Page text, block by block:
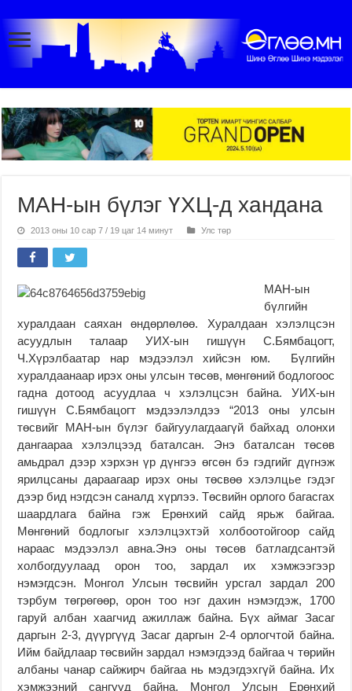
МАН-ын бүлэг ҮХЦ-д хандана
2013 оны 10 сар 7 / 19 цаг 14 минут Улс төр
МАН-ын
бүлгийн
хуралдаан саяхан өндөрлөлөө. Хуралдаан хэлэлцсэн
асуудлын талаар УИХ-ын гишүүн С.Бямбацогт,
Ч.Хүрэлбаатар нар мэдээлэл хийсэн юм. Бүлгийн
хуралдаанаар ирэх оны улсын төсөв, мөнгөний бодлогоос
гадна дотоод асуудлаа ч хэлэлцсэн байна. УИХ-ын
гишүүн С.Бямбацогт мэдээлэлдээ “2013 оны улсын
төсвийг МАН-ын бүлэг байгуулагдаагүй байхад олонхи
дангаараа хэлэлцээд баталсан. Энэ баталсан төсөв
амьдрал дээр хэрхэн үр дүнгээ өгсөн бэ гэдгийг дүгнэж
ярилцсаны дараагаар ирэх оны төсвөө хэлэлцье гэдэг
дээр бид нэгдсэн саналд хүрлээ. Төсвийн орлого багасгах
шаардлага байна гэж Ерөнхий сайд ярьж байгаа.
Мөнгөний бодлогыг хэлэлцэхтэй холбоотойгоор сайд
нараас мэдээлэл авна.Энэ оны төсөв батлагдсантэй
холбогдуулаад орон тоо, зардал их хэмжээгээр
нэмэгдсэн. Монгол Улсын төсвийн урсгал зардал 200
тэрбум төгрөгөөр, орон тоо нэг дахин нэмэгдэж, 1700
гаруй албан хаагчид ажиллаж байна. Бүх аймаг Засаг
даргын 2-3, дүүргүүд Засаг даргын 2-4 орлогчтой байна.
Ийм байдлаар төсвийн зардал нэмэгдээд байгаа ч төрийн
албаны чанар сайжирч байгаа нь мэдэгдэхгүй байна. Их
хэмжээний сангууд байна. Монгол Улсын Ерөнхий